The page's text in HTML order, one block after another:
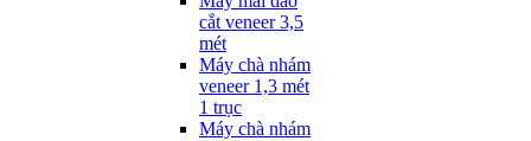
cắt veneer 3,5
mét
Máy chà nhám
veneer 1,3 mét
1 trục
Máy chà nhám